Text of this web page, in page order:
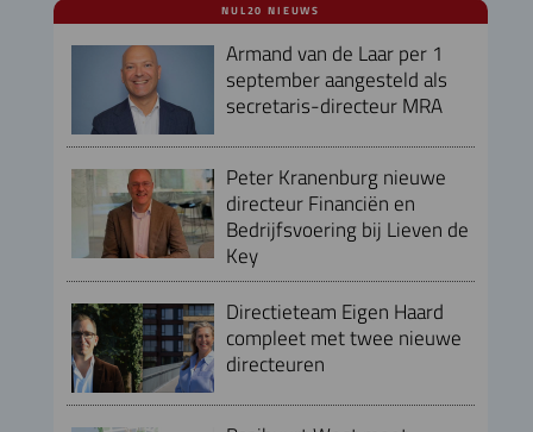
NUL20 NIEUWS
Armand van de Laar per 1
september aangesteld als
secretaris-directeur MRA
Peter Kranenburg nieuwe
directeur Financiën en
Bedrijfsvoering bij Lieven de
Key
Directieteam Eigen Haard
compleet met twee nieuwe
directeuren